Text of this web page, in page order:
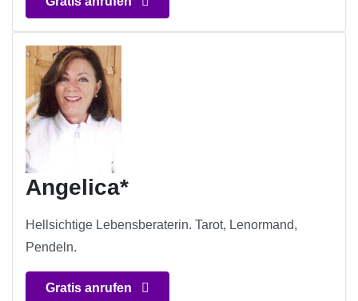
Angelica*
Hellsichtige Lebensberaterin. Tarot, Lenormand,
Pendeln.
Gratis anrufen